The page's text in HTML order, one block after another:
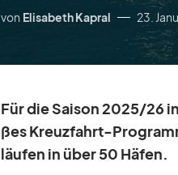
von Elisabeth Kapral 23.
Für die Sai­son 2025/​26
ßes Kreuz­fahrt-
läu­fen in über 50 Hä­fen.